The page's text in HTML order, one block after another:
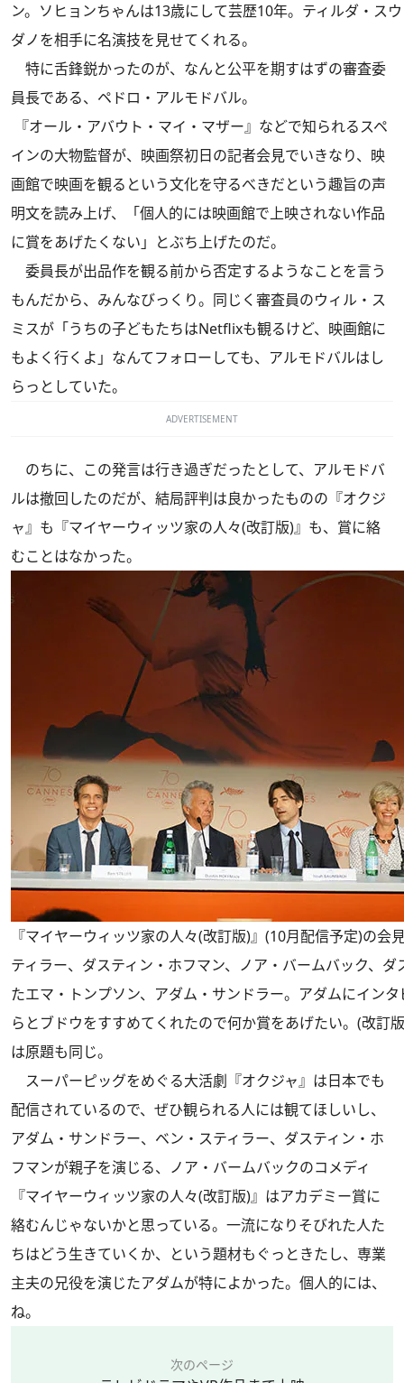
ン。ソヒョンちゃんは13歳にして芸歴10年。ティルダ・ス
ダノを相手に名演技を見せてくれる。
特に舌鋒鋭かったのが、なんと公平を期すはずの審査委
員長である、ペドロ・アルモドバル。
『オール・アバウト・マイ・マザー』などで知られるスペ
インの大物監督が、映画祭初日の記者会見でいきなり、映
画館で映画を観るという文化を守るべきだという趣旨の声
明文を読み上げ、「個人的には映画館で上映されない作品
に賞をあげたくない」とぶち上げたのだ。
委員長が出品作を観る前から否定するようなことを言う
もんだから、みんなびっくり。同じく審査員のウィル・ス
ミスが「うちの子どもたちはNetflixも観るけど、映画館に
もよく行くよ」なんてフォローしても、アルモドバルはし
らっとしていた。
ADVERTISEMENT
のちに、この発言は行き過ぎだったとして、アルモドバ
ルは撤回したのだが、結局評判は良かったものの『オクジ
ャ』も『マイヤーウィッツ家の人々(改訂版)』も、賞に絡
むことはなかった。
『マイヤーウィッツ家の人々(改訂版)』(10月配信予定)の会
ティラー、ダスティン・ホフマン、ノア・バームバック、ダ
たエマ・トンプソン、アダム・サンドラー。アダムにイン
らとブドウをすすめてくれたので何か賞をあげたい。(改訂
は原題も同じ。
スーパーピッグをめぐる大活劇『オクジャ』は日本でも
配信されているので、ぜひ観られる人には観てほしいし、
アダム・サンドラー、ベン・スティラー、ダスティン・ホ
フマンが親子を演じる、ノア・バームバックのコメディ
『マイヤーウィッツ家の人々(改訂版)』はアカデミー賞に
絡むんじゃないかと思っている。一流になりそびれた人た
ちはどう生きていくか、という題材もぐっときたし、専業
主夫の兄役を演じたアダムが特によかった。個人的には、
ね。
次のページ